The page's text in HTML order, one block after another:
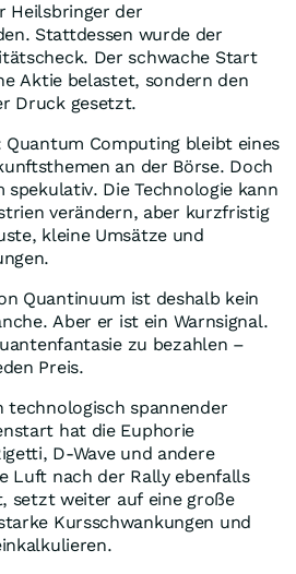
Heilsbringer der
Stattdessen wurde der
Der schwache Start
Aktie belastet, sondern den
Druck gesetzt.
Quantum Computing bleibt eines
an der Börse. Doch
Die Technologie kann
verändern, aber kurzfristig
kleine Umsätze und
Quantinuum ist deshalb kein
Aber er ist ein Warnsignal.
zu bezahlen –
Preis.
technologisch spannender
hat die Euphorie
D-Wave und andere
Luft nach der Rally ebenfalls
setzt weiter auf eine große
Kursschwankungen und